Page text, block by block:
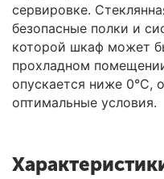
сервировке.
безопасные полки и
которой шкаф может
прохладном
опускается ниже 0°C,
оптимальные условия.